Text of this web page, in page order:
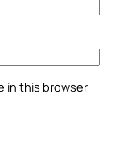
in this browser